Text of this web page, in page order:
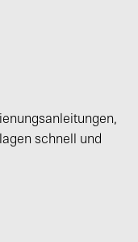
schnell und